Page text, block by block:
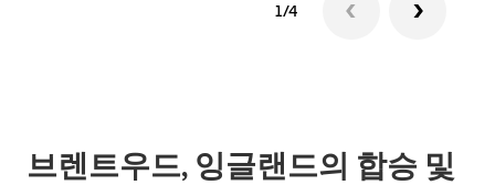
1/4
브렌트우드, 잉글랜드의 합승 및